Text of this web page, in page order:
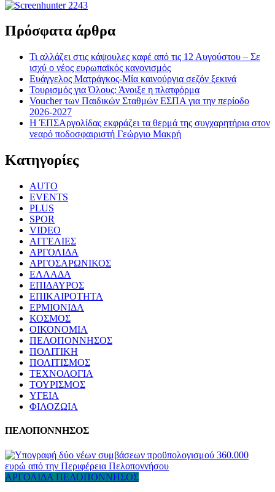
Πρόσφατα άρθρα
Τι αλλάζει στις κάψουλες καφέ από τις 12 Αυγούστου – Σε
ισχύ ο νέος ευρωπαϊκός κανονισμός
Ευάγγελος Ματράγκος-Μία καινούργια σεζόν ξεκινά
Τουρισμός για Όλους: Άνοιξε η πλατφόρμα
Voucher των Παιδικών Σταθμών ΕΣΠΑ για την περίοδο
2026-2027
Η ΈΠΣΑργολίδας εκφράζει τα θερμά της συγχαρητήρια στον
νεαρό ποδοσφαιριστή Γεώργιο Μακρή
Kατηγορίες
AUTO
EVENTS
PLUS
SPOR
VIDEO
ΑΓΓΕΛΙΕΣ
ΑΡΓΟΛΙΔΑ
ΑΡΓΟΣΑΡΩΝΙΚΟΣ
ΕΛΛΑΔΑ
ΕΠΙΔΑΥΡΟΣ
ΕΠΙΚΑΙΡΟΤΗΤΑ
ΕΡΜΙΟΝΙΔΑ
ΚΟΣΜΟΣ
ΟΙΚΟΝΟΜΙΑ
ΠΕΛΟΠΟΝΝΗΣΟΣ
ΠΟΛΙΤΙΚΗ
ΠΟΛΙΤΙΣΜΟΣ
ΤΕΧΝΟΛΟΓΙΑ
ΤΟΥΡΙΣΜΟΣ
ΥΓΕΙΑ
ΦΙΛΟΖΩΙΑ
ΠΕΛΟΠΟΝΝΗΣΟΣ
ΑΡΓΟΛΙΔΑ ΠΕΛΟΠΟΝΝΗΣΟΣ